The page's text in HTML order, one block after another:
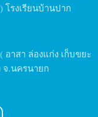
โรงเรียนบ้านปาก
อาสา ล่องแก่ง เก็บขยะ
จ.นครนายก